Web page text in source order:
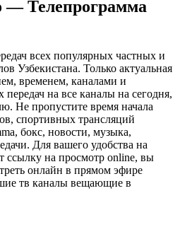
— Телепрограмма
всех популярных частных и
Узбекистана. Только актуальная
временем, каналами и
на все каналы на сегодня,
Не пропустите время начала
спортивных трансляций
бокс, новости, музыка,
Для вашего удобства на
ссылку на просмотр online, вы
онлайн в прямом эфире
тв каналы вещающие в